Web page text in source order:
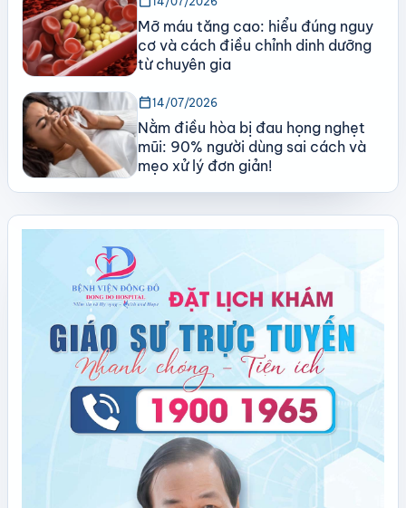
Mỡ máu tăng cao: hiểu đúng nguy
cơ và cách điều chỉnh dinh dưỡng
từ chuyên gia
calendar_today14/07/2026
Nằm điều hòa bị đau họng nghẹt
mũi: 90% người dùng sai cách và
mẹo xử lý đơn giản!